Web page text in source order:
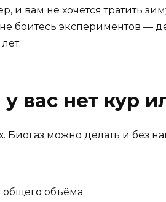
и вам не хочется тратить
не боитесь экспериментов
вас нет кур
Биогаз можно делать и без
общего объёма;